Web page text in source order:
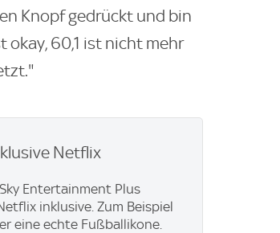
Knopf gedrückt und bin
okay, 60,1 ist nicht mehr
Netflix
Entertainment Plus
inklusive. Zum Beispiel
eine echte Fußballikone.